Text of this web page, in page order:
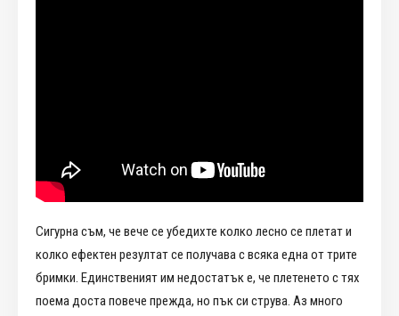
Сигурна съм, че вече се убедихте колко лесно се плетат и
колко ефектен резултат се получава с всяка една от трите
бримки. Единственият им недостатък е, че плетенето с тях
поема доста повече прежда, но пък си струва. Аз много